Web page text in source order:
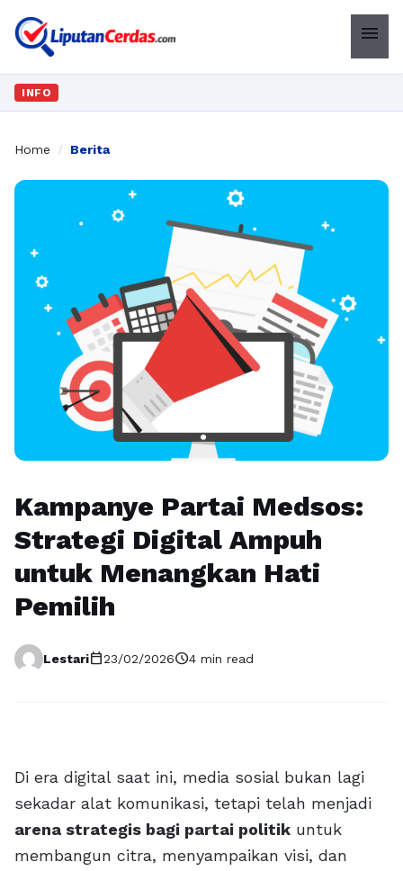
menu
INFO
Home / Berita
Kampanye Partai Medsos:
Strategi Digital Ampuh
untuk Menangkan Hati
Pemilih
Lestaricalendar_today23/02/2026schedule4 min read
Di era digital saat ini, media sosial bukan lagi
sekadar alat komunikasi, tetapi telah menjadi
arena strategis bagi partai politik untuk
membangun citra, menyampaikan visi, dan